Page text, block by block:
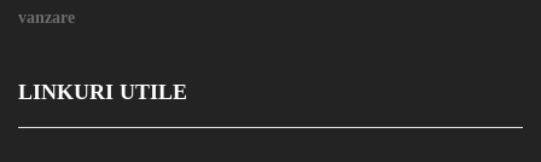
LINKURI UTILE